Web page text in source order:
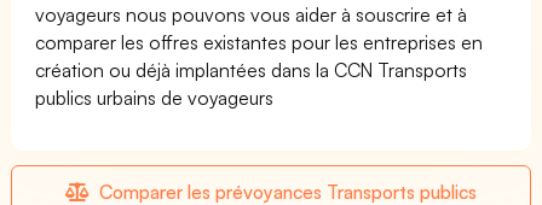
voyageurs nous pouvons vous aider à souscrire et à
comparer les offres existantes pour les entreprises en
création ou déjà implantées dans la CCN Transports
publics urbains de voyageurs
Comparer les prévoyances Transports publics